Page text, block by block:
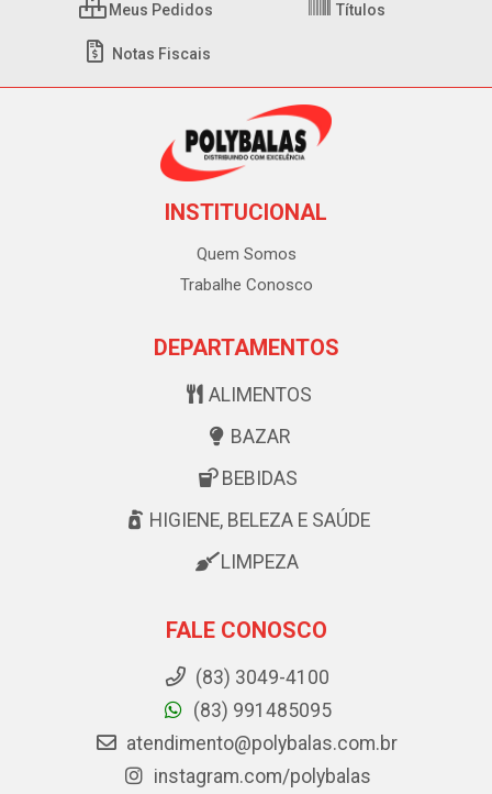
Meus Pedidos Títulos
Notas Fiscais
INSTITUCIONAL
Quem Somos
Trabalhe Conosco
DEPARTAMENTOS
ALIMENTOS
BAZAR
BEBIDAS
HIGIENE, BELEZA E SAÚDE
LIMPEZA
FALE CONOSCO
(83) 3049-4100
(83) 991485095
atendimento@polybalas.com.br
instagram.com/polybalas